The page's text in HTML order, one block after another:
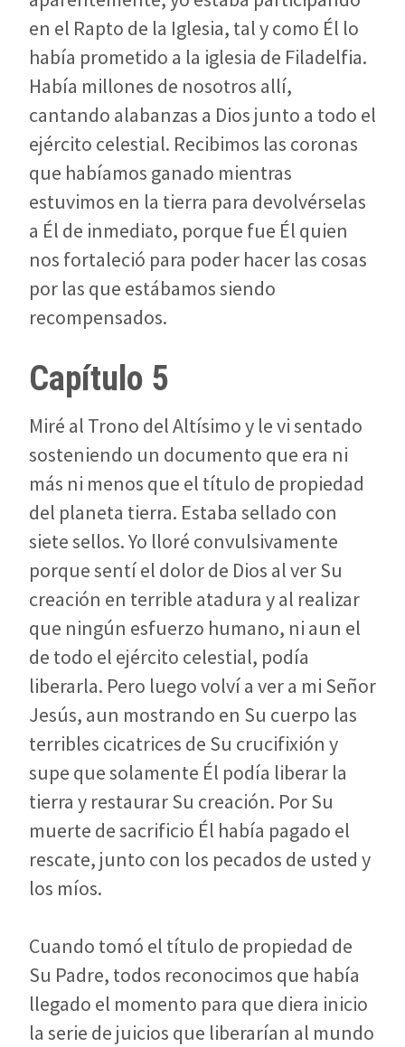
en el Rapto de la Iglesia, tal y como Él lo
había prometido a la iglesia de Filadelfia.
Había millones de nosotros allí,
cantando alabanzas a Dios junto a todo el
ejército celestial. Recibimos las coronas
que habíamos ganado mientras
estuvimos en la tierra para devolvérselas
a Él de inmediato, porque fue Él quien
nos fortaleció para poder hacer las cosas
por las que estábamos siendo
recompensados.
Capítulo 5
Miré al Trono del Altísimo y le vi sentado
sosteniendo un documento que era ni
más ni menos que el título de propiedad
del planeta tierra. Estaba sellado con
siete sellos. Yo lloré convulsivamente
porque sentí el dolor de Dios al ver Su
creación en terrible atadura y al realizar
que ningún esfuerzo humano, ni aun el
de todo el ejército celestial, podía
liberarla. Pero luego volví a ver a mi Señor
Jesús, aun mostrando en Su cuerpo las
terribles cicatrices de Su crucifixión y
supe que solamente Él podía liberar la
tierra y restaurar Su creación. Por Su
muerte de sacrificio Él había pagado el
rescate, junto con los pecados de usted y
los míos.
Cuando tomó el título de propiedad de
Su Padre, todos reconocimos que había
llegado el momento para que diera inicio
la serie de juicios que liberarían al mundo